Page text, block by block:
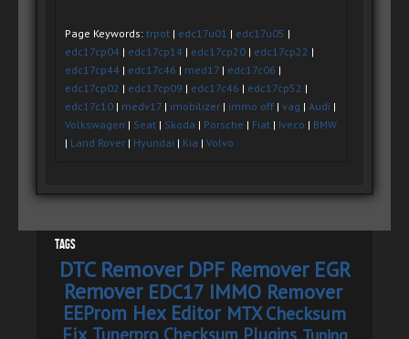
Page Keywords: trpot | edc17u01 | edc17u05 |
edc17cp04 | edc17cp14 | edc17cp20 | edc17cp22 |
edc17cp44 | edc17c46 | med17 | edc17c06 |
edc17cp02 | edc17cp09 | edc17c46 | edc17cp52 |
edc17c10 | medv17 | imobilizer | immo off | vag | Audi |
Volkswagen | Seat | Skoda | Porsche | Fiat | Iveco | BMW
| Land Rover | Hyundai | Kia | Volvo
Tags
DTC Remover DPF Remover EGR
Remover EDC17 IMMO Remover
EEProm Hex Editor MTX Checksum
Tunerpro Checksum Plugins